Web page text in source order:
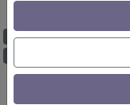
Maßzuschnitt möglich